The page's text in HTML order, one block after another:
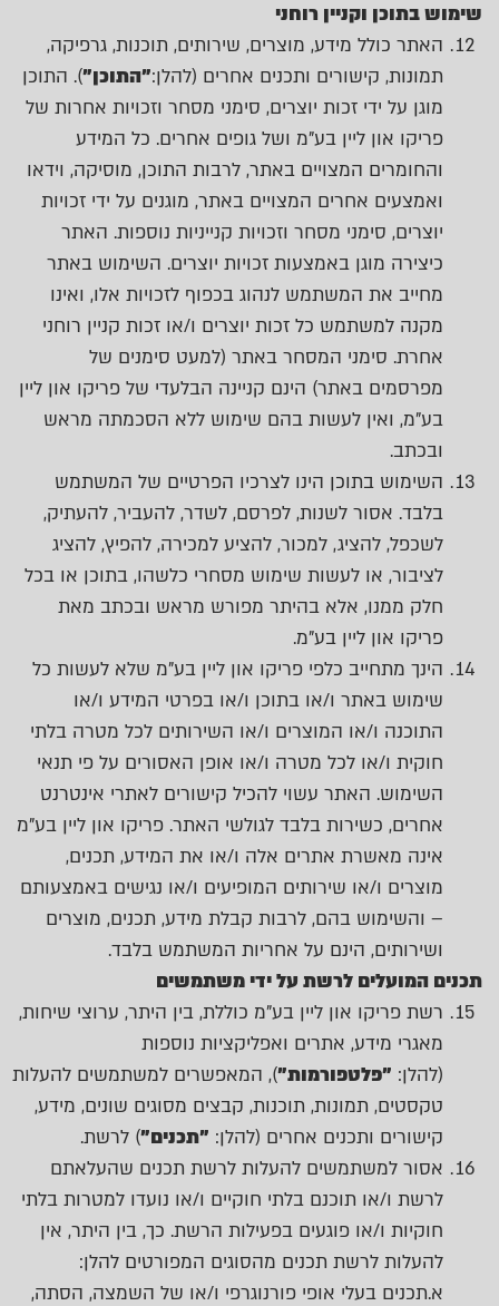
שימוש בתוכן וקניין רוחני
האתר כולל מידע, מוצרים, שירותים, תוכנות, גרפיקה,
תמונות, קישורים ותכנים אחרים (להלן:"התוכן"). התוכן
מוגן על ידי זכות יוצרים, סימני מסחר וזכויות אחרות של
פריקו און ליין בע"מ ושל גופים אחרים. כל המידע
והחומרים המצויים באתר, לרבות התוכן, מוסיקה, וידאו
ואמצעים אחרים המצויים באתר, מוגנים על ידי זכויות
יוצרים, סימני מסחר וזכויות קנייניות נוספות. האתר
כיצירה מוגן באמצעות זכויות יוצרים. השימוש באתר
מחייב את המשתמש לנהוג בכפוף לזכויות אלו, ואינו
מקנה למשתמש כל זכות יוצרים ו/או זכות קניין רוחני
אחרת. סימני המסחר באתר (למעט סימנים של
מפרסמים באתר) הינם קניינה הבלעדי של פריקו און ליין
בע"מ, ואין לעשות בהם שימוש ללא הסכמתה מראש
ובכתב.
השימוש בתוכן הינו לצרכיו הפרטיים של המשתמש
בלבד. אסור לשנות, לפרסם, לשדר, להעביר, להעתיק,
לשכפל, להציג, למכור, להציע למכירה, להפיץ, להציג
לציבור, או לעשות שימוש מסחרי כלשהו, בתוכן או בכל
חלק ממנו, אלא בהיתר מפורש מראש ובכתב מאת
פריקו און ליין בע"מ.
הינך מתחייב כלפי פריקו און ליין בע"מ שלא לעשות כל
שימוש באתר ו/או בתוכן ו/או בפרטי המידע ו/או
התוכנה ו/או המוצרים ו/או השירותים לכל מטרה בלתי
חוקית ו/או לכל מטרה ו/או אופן האסורים על פי תנאי
השימוש. האתר עשוי להכיל קישורים לאתרי אינטרנט
אחרים, כשירות בלבד לגולשי האתר. פריקו און ליין בע"מ
אינה מאשרת אתרים אלה ו/או את המידע, תכנים,
מוצרים ו/או שירותים המופיעים ו/או נגישים באמצעותם
– והשימוש בהם, לרבות קבלת מידע, תכנים, מוצרים
ושירותים, הינם על אחריות המשתמש בלבד.
תכנים המועלים לרשת על ידי משתמשים
רשת פריקו און ליין בע"מ כוללת, בין היתר, ערוצי שיחות,
מאגרי מידע, אתרים ואפליקציות נוספות
(להלן: "פלטפורמות"), המאפשרים למשתמשים להעלות
טקסטים, תמונות, תוכנות, קבצים מסוגים שונים, מידע,
קישורים ותכנים אחרים (להלן: "תכנים") לרשת.
אסור למשתמשים להעלות לרשת תכנים שהעלאתם
לרשת ו/או תוכנם בלתי חוקיים ו/או נועדו למטרות בלתי
חוקיות ו/או פוגעים בפעילות הרשת. כך, בין היתר, אין
להעלות לרשת תכנים מהסוגים המפורטים להלן:
א.תכנים בעלי אופי פורנוגרפי ו/או של השמצה, הסתה,